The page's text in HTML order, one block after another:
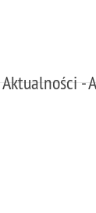
Aktualności -